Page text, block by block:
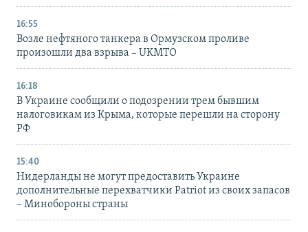
16:55
Возле нефтяного танкера в Ормузском проливе
произошли два взрыва – UKMTO
16:18
В Украине сообщили о подозрении трем бывшим
налоговикам из Крыма, которые перешли на сторону
РФ
15:40
Нидерланды не могут предоставить Украине
дополнительные перехватчики Patriot из своих запасов
– Минобороны страны